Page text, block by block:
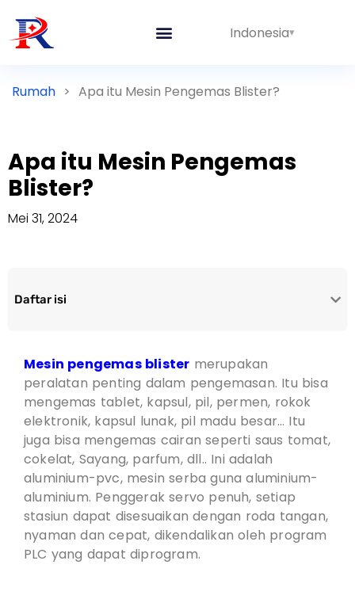
Indonesia
Rumah > Apa itu Mesin Pengemas Blister?
Apa itu Mesin Pengemas
Blister?
Mei 31, 2024
Daftar isi
Mesin pengemas blister merupakan
peralatan penting dalam pengemasan. Itu bisa
mengemas tablet, kapsul, pil, permen, rokok
elektronik, kapsul lunak, pil madu besar… Itu
juga bisa mengemas cairan seperti saus tomat,
cokelat, Sayang, parfum, dll.. Ini adalah
aluminium-pvc, mesin serba guna aluminium-
aluminium. Penggerak servo penuh, setiap
stasiun dapat disesuaikan dengan roda tangan,
nyaman dan cepat, dikendalikan oleh program
PLC yang dapat diprogram.